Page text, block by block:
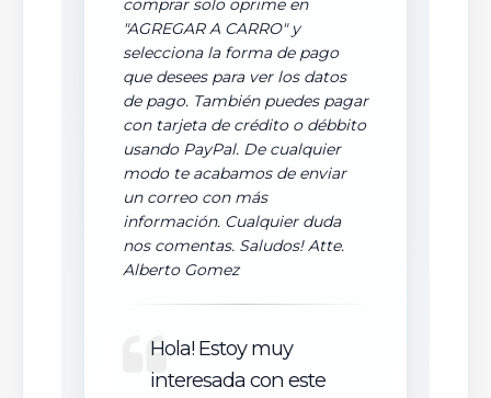
comprar solo oprime en
"AGREGAR A CARRO" y
selecciona la forma de pago
que desees para ver los datos
de pago. También puedes pagar
con tarjeta de crédito o débbito
usando PayPal. De cualquier
modo te acabamos de enviar
un correo con más
información. Cualquier duda
nos comentas. Saludos! Atte.
Alberto Gomez
Hola! Estoy muy
interesada con este